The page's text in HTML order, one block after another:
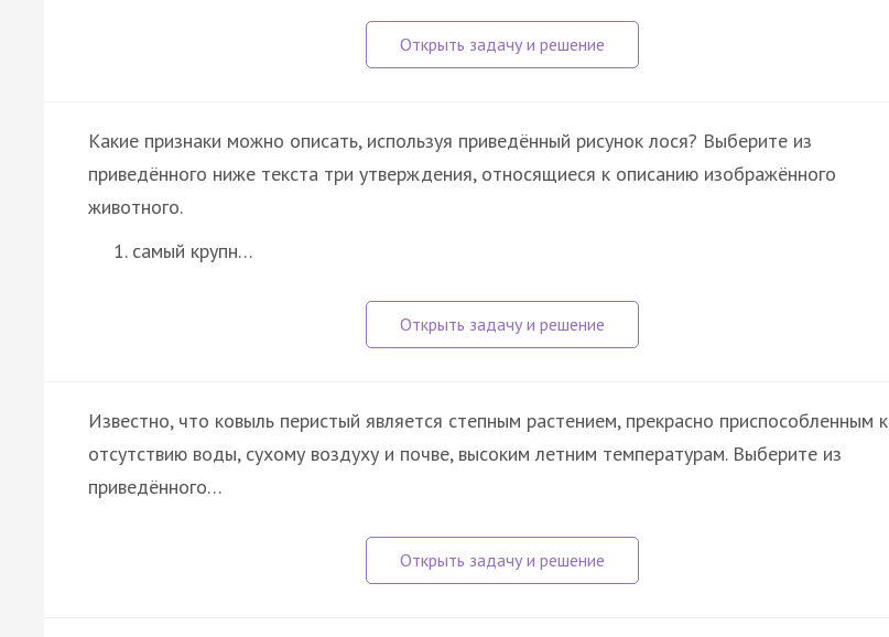
Какие признаки можно описать, используя приведённый рисунок лося? Выберите из
приведённого ниже текста три утверждения, относящиеся к описанию изображённого
животного.
самый крупн…
Известно, что ковыль перистый является степным растением, прекрасно приспособленным к
отсутствию воды, сухому воздуху и почве, высоким летним температурам. Выберите из
приведённого…